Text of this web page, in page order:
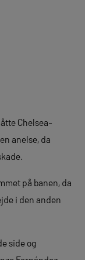
Chelsea-
anelse, da
på banen, da
i den anden
side og